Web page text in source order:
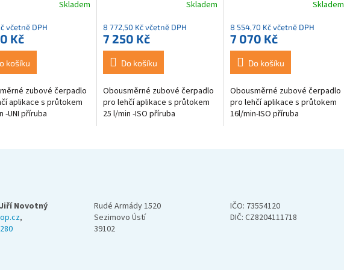
Skladem
včetně DPH
Kč
košíku
zubové čerpadlo
aplikace s průtokem
-UNI příruba
Skladem
8 772,50 Kč včetně DPH
7 250 Kč
Do košíku
Obousměrné zubové čerpadlo
pro lehčí aplikace s průtokem
25 l/min -ISO příruba
produktu
je
3,5
5
hvězdiček.
Skladem
8 554,70 Kč včetně DPH
7 070 Kč
Do košíku
Obousměrné zubové čerpadlo
pro lehčí aplikace s průtokem
16l/min-ISO příruba
Novotný
,
Rudé Armády 1520
Sezimovo Ústí
39102
IČO: 73554120
DIČ: CZ8204111718